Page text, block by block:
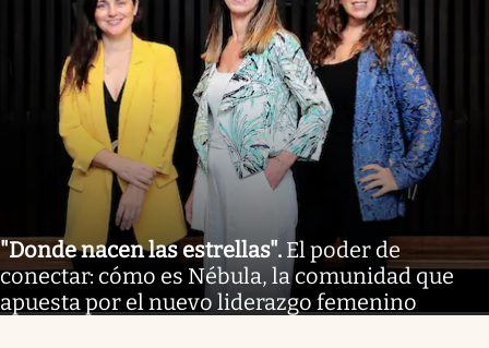
"Donde nacen las estrellas". El poder de
conectar: cómo es Nébula, la comunidad que
apuesta por el nuevo liderazgo femenino